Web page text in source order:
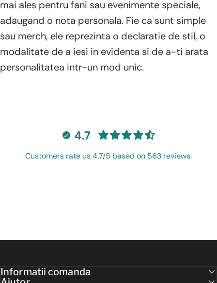
mai ales pentru fani sau evenimente speciale,
adaugand o nota personala. Fie ca sunt simple
sau merch, ele reprezinta o declaratie de stil, o
modalitate de a iesi in evidenta si de a-ti arata
personalitatea intr-un mod unic.
4.7
Customers rate us 4.7/5 based on 563 reviews.
Informatii comanda